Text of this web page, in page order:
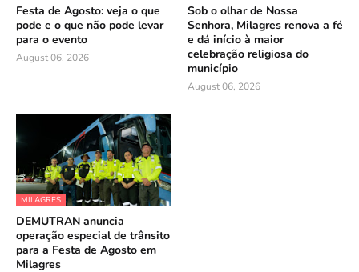
Festa de Agosto: veja o que
pode e o que não pode levar
para o evento
August 06, 2026
Sob o olhar de Nossa
Senhora, Milagres renova a fé
e dá início à maior
celebração religiosa do
município
August 06, 2026
MILAGRES
DEMUTRAN anuncia
operação especial de trânsito
para a Festa de Agosto em
Milagres